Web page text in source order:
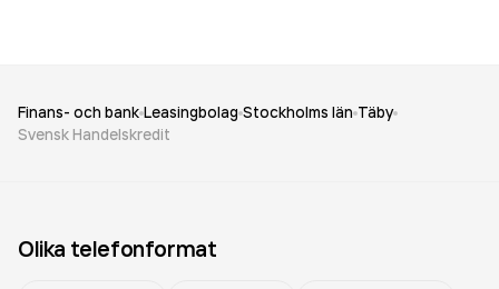
Finans- och bank Leasingbolag Stockholms län Täby
Svensk Handelskredit
Olika telefonformat